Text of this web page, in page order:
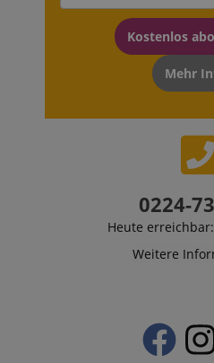
Kostenlos
Mehr
0224-
Heute
Weitere